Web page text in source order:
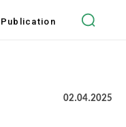
Publication
02.04.2025